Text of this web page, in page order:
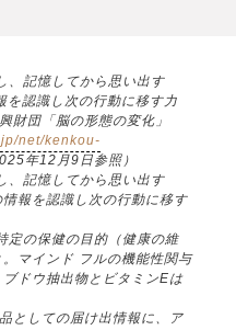
、記憶してから思い出す
を認識し次の行動に移す力
財団「脳の形態の変化」
net/kenkou-
年12月9日参照）
、記憶してから思い出す
報を認識し次の行動に移す
定の保健の目的（健康の維
マインド フルの機能性関与
ドウ抽出物とビタミンEは
としての届け出情報に、ア